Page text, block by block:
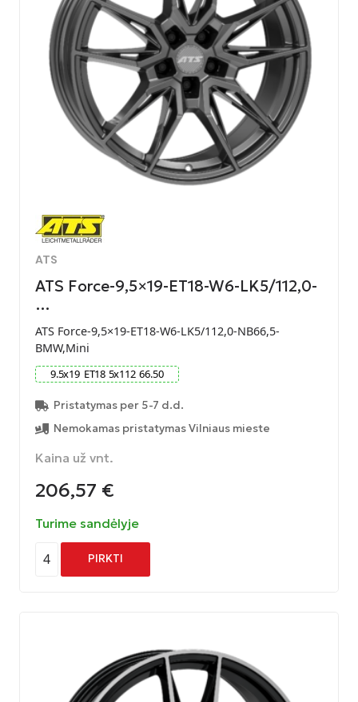
ATS
ATS Force-9,5×19-ET18-W6-LK5/112,0-
…
ATS Force-9,5×19-ET18-W6-LK5/112,0-NB66,5-
BMW,Mini
9.5x19 ET18 5x112 66.50
Pristatymas per 5-7 d.d.
Nemokamas pristatymas Vilniaus mieste
Kaina už vnt.
206,57 €
Turime sandėlyje
4 PIRKTI